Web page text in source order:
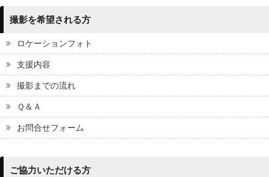
撮影を希望される方
ロケーションフォト
支援内容
撮影までの流れ
Ｑ＆Ａ
お問合せフォーム
ご協力いただける方